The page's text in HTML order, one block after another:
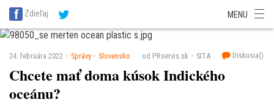
SITA Energetika
SITA Potravinárstvo
Zdieľaj MENU
24. februára 2022 Správy Slovensko od PRservis.sk SITA Diskusia()
Chcete mať doma kúsok Indického
oceánu?